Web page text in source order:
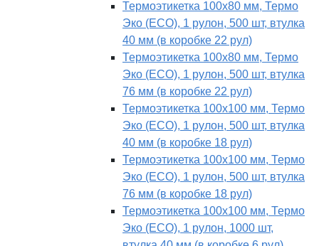
Термоэтикетка 100х80 мм, Термо
Эко (ECO), 1 рулон, 500 шт, втулка
40 мм (в коробке 22 рул)
Термоэтикетка 100х80 мм, Термо
Эко (ECO), 1 рулон, 500 шт, втулка
76 мм (в коробке 22 рул)
Термоэтикетка 100х100 мм, Термо
Эко (ECO), 1 рулон, 500 шт, втулка
40 мм (в коробке 18 рул)
Термоэтикетка 100х100 мм, Термо
Эко (ECO), 1 рулон, 500 шт, втулка
76 мм (в коробке 18 рул)
Термоэтикетка 100х100 мм, Термо
Эко (ECO), 1 рулон, 1000 шт,